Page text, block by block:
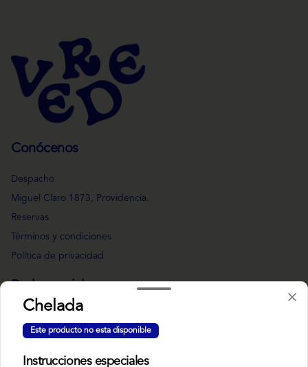
Conócenos
Despacho
Miguel Claro 1873, Providencia.
Reservas
Términos y condiciones
Política de privacidad
Redes sociales
Facebook
Chelada
Este producto no esta disponible
Instrucciones especiales